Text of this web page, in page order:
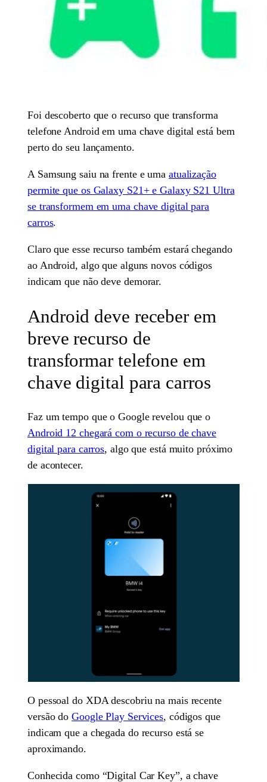
Foi descoberto que o recurso que transforma
telefone Android em uma chave digital está bem
perto do seu lançamento.
A Samsung saiu na frente e uma atualização
permite que os Galaxy S21+ e Galaxy S21 Ultra
se transformem em uma chave digital para
carros.
Claro que esse recurso também estará chegando
ao Android, algo que alguns novos códigos
indicam que não deve demorar.
Android deve receber em
breve recurso de
transformar telefone em
chave digital para carros
Faz um tempo que o Google revelou que o
Android 12 chegará com o recurso de chave
digital para carros, algo que está muito próximo
de acontecer.
O pessoal do XDA descobriu na mais recente
versão doGoogle Play Services, códigos que
indicam que a chegada do recurso está se
aproximando.
Conhecida como “Digital Car Key”, a chave